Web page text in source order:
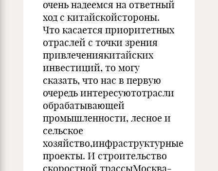
очень надеемся на ответный
ход с китайскойстороны.
Что касается приоритетных
отраслей с точки зрения
привлечениякитайских
инвестиций, то могу
сказать, что нас в первую
очередь интересуютотрасли
обрабатывающей
промышленности, лесное и
сельское
хозяйство,инфраструктурные
проекты. И строительство
скоростной трассыМосква-